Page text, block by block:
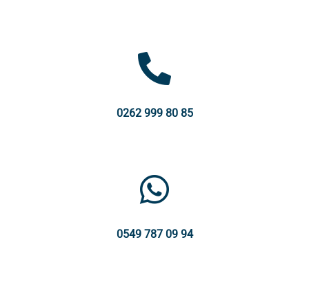
0262 999 80 85
0549 787 09 94